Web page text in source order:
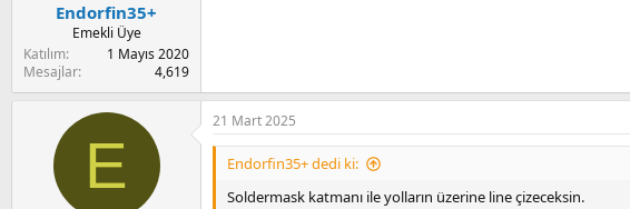
Endorfin35+
Emekli Üye
Katılım
1 Mayıs 2020
Mesajlar
4,619
E
21 Mart 2025
Endorfin35+ dedi ki:
Soldermask katmanı ile yolların üzerine line çizeceksin.